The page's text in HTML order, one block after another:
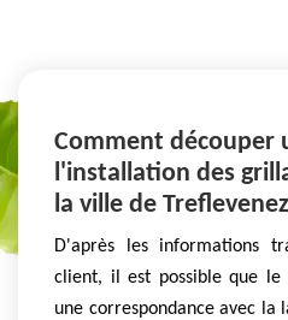
Comment découper
l'installation des
la ville de
D'après les informations
client, il est possible que le
une correspondance avec la